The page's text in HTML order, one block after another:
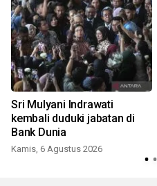
Sri Mulyani Indrawati
kembali duduki jabatan di
Bank Dunia
Kamis, 6 Agustus 2026